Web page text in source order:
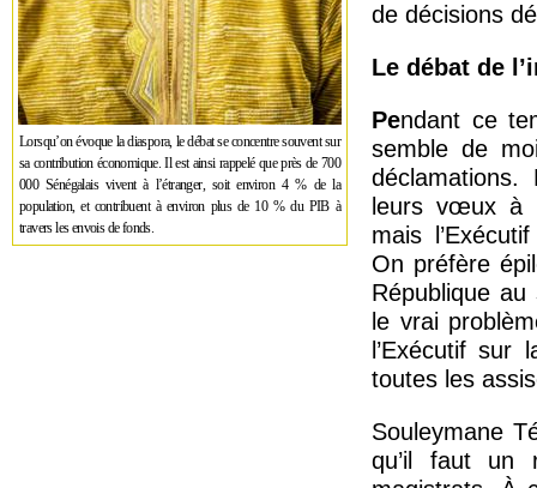
Lorsqu’on évoque la diaspora, le débat se concentre souvent sur
sa contribution économique. Il est ainsi rappelé que près de 700
000 Sénégalais vivent à l’étranger, soit environ 4 % de la
population, et contribuent à environ plus de 10 % du PIB à
travers les envois de fonds.
de décisions
Le débat de
Pendant ce
semble de
leurs vœux à
mais
On préfère
République
le vrai
l’Exécutif
toutes les
Souleymane
qu’il faut un